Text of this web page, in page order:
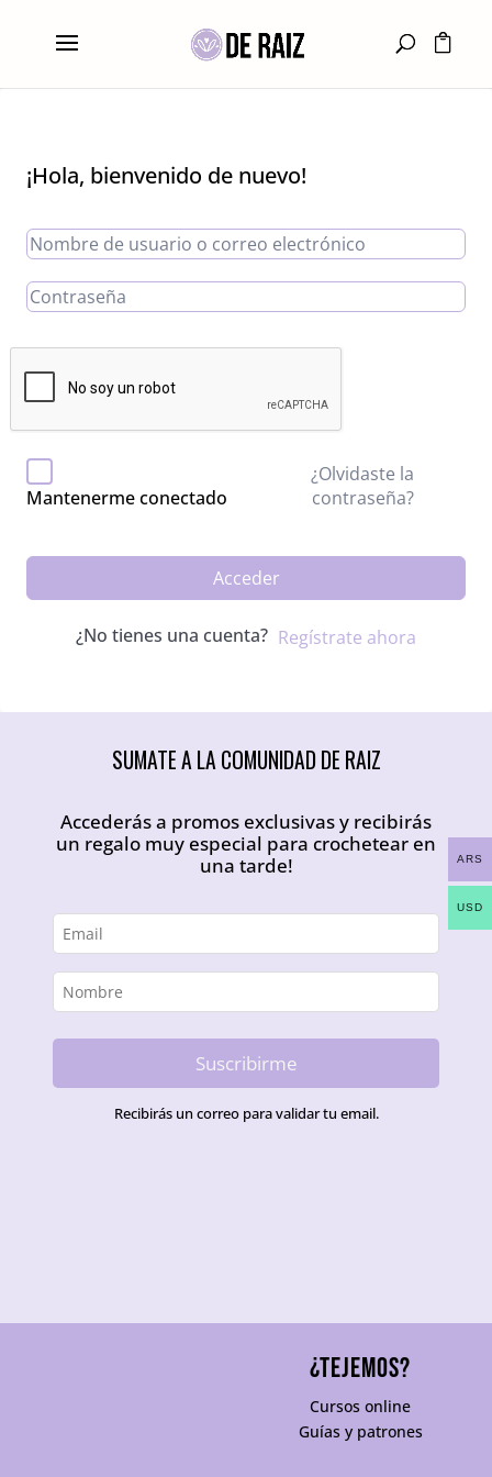
¡Hola, bienvenido de nuevo!
Mantenerme conectado
¿Olvidaste la
contraseña?
Acceder
¿No tienes una cuenta? Regístrate ahora
SUMATE A LA COMUNIDAD DE RAIZ
Accederás a promos exclusivas y recibirás
un regalo muy especial para crochetear en
una tarde!
Suscribirme
Recibirás un correo para validar tu email.
¿TEJEMOS?
Cursos online
Guías y patrones
ARS
USD